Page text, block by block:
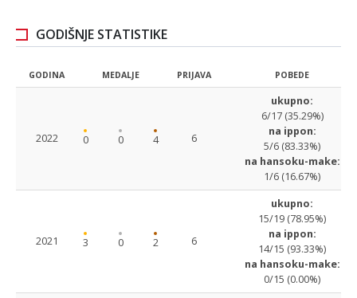
GODIŠNJE STATISTIKE
GODINA MEDALJE PRIJAVA POBEDE
2022 0 0 4 6
ukupno:
6/17 (35.29%)
na ippon:
5/6 (83.33%)
na hansoku-make:
1/6 (16.67%)
2021 3 0 2 6
ukupno:
15/19 (78.95%)
na ippon:
14/15 (93.33%)
na hansoku-make:
0/15 (0.00%)